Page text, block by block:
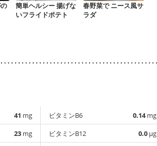
簡単ヘルシー 揚げな
いフライドポテト
春野菜で ニース風サ
ラダ
41 mg
23 mg
ビタミンB6 0.14mg
ビタミンB12
0.0 µg